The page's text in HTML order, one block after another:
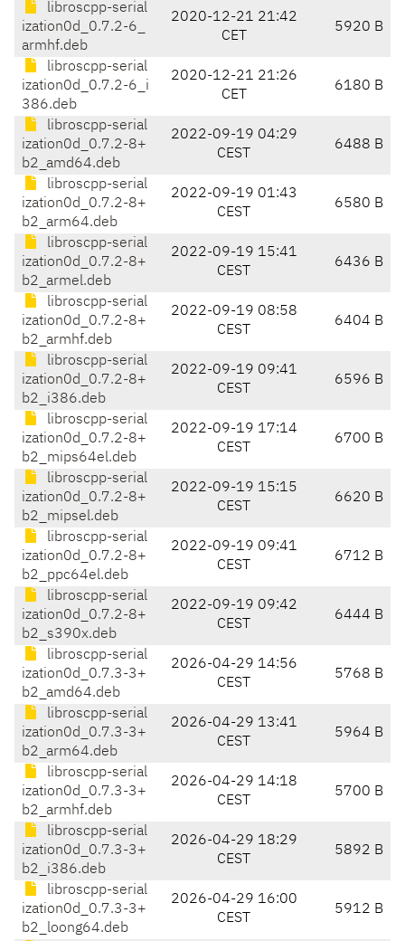
libroscpp-serial
ization0d_0.7.2-6_
armhf.deb
2020-12-21 21:42
CET
5920 B
libroscpp-serial
ization0d_0.7.2-6_i
386.deb
2020-12-21 21:26
CET
6180 B
libroscpp-serial
ization0d_0.7.2-8+
b2_amd64.deb
2022-09-19 04:29
CEST
6488 B
libroscpp-serial
ization0d_0.7.2-8+
b2_arm64.deb
2022-09-19 01:43
CEST
6580 B
libroscpp-serial
ization0d_0.7.2-8+
b2_armel.deb
2022-09-19 15:41
CEST
6436 B
libroscpp-serial
ization0d_0.7.2-8+
b2_armhf.deb
2022-09-19 08:58
CEST
6404 B
libroscpp-serial
ization0d_0.7.2-8+
b2_i386.deb
2022-09-19 09:41
CEST
6596 B
libroscpp-serial
ization0d_0.7.2-8+
b2_mips64el.deb
2022-09-19 17:14
CEST
6700 B
libroscpp-serial
ization0d_0.7.2-8+
b2_mipsel.deb
2022-09-19 15:15
CEST
6620 B
libroscpp-serial
ization0d_0.7.2-8+
b2_ppc64el.deb
2022-09-19 09:41
CEST
6712 B
libroscpp-serial
ization0d_0.7.2-8+
b2_s390x.deb
2022-09-19 09:42
CEST
6444 B
libroscpp-serial
ization0d_0.7.3-3+
b2_amd64.deb
2026-04-29 14:56
CEST
5768 B
libroscpp-serial
ization0d_0.7.3-3+
b2_arm64.deb
2026-04-29 13:41
CEST
5964 B
libroscpp-serial
ization0d_0.7.3-3+
b2_armhf.deb
2026-04-29 14:18
CEST
5700 B
libroscpp-serial
ization0d_0.7.3-3+
b2_i386.deb
2026-04-29 18:29
CEST
5892 B
libroscpp-serial
ization0d_0.7.3-3+
b2_loong64.deb
2026-04-29 16:00
CEST
5912 B